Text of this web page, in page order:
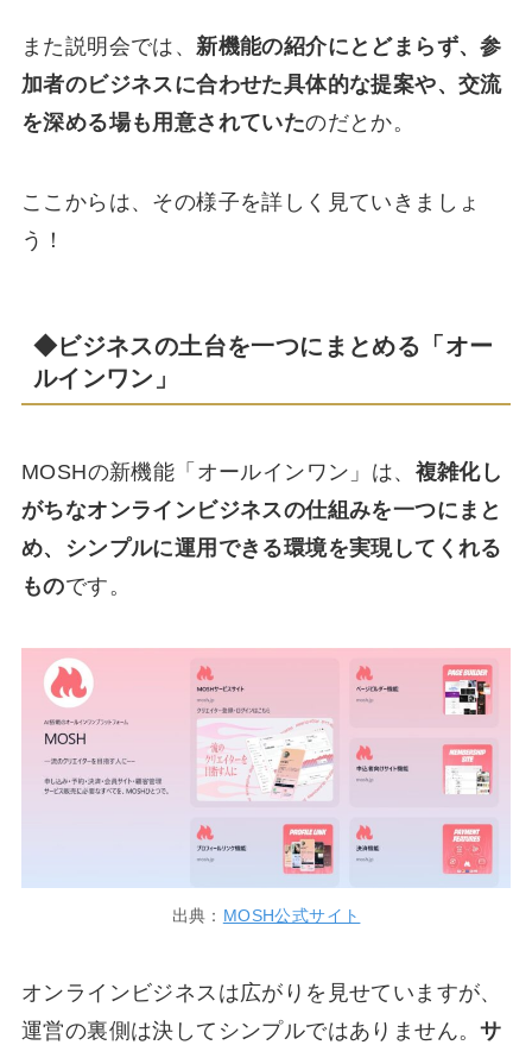
また説明会では、 新機能の紹介にとどまらず、参
加者のビジネスに合わせた具体的な提案や、交流
を深める場も用意されていたのだとか。
ここからは、その様子を詳しく見ていきましょ
う！
◆ビジネスの土台を一つにまとめる「オー
ルインワン」
MOSHの新機能「オールインワン」は、 複雑化し
がちなオンラインビジネスの仕組みを一つにまと
め、シンプルに運用できる環境を実現してくれる
ものです。
出典： MOSH公式サイト
オンラインビジネスは広がりを見せていますが、
運営の裏側は決してシンプルではありません。サ